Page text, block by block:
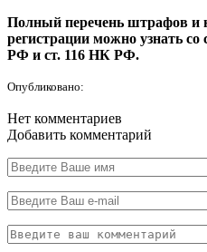
Полный перечень штрафов и
регистрации можно узнать со
РФ и ст. 116 НК РФ.
Опубликовано:
Нет комментариев
Добавить комментарий